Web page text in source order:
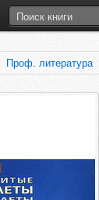
Проф. литература